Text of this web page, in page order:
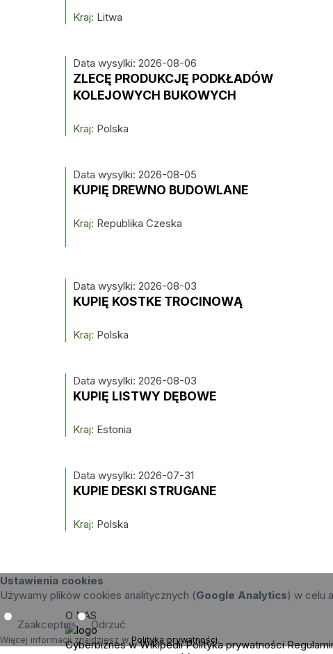
Kraj: Litwa
Data wysylki: 2026-08-06
ZLECĘ PRODUKCJĘ PODKŁADÓW
KOLEJOWYCH BUKOWYCH
Kraj: Polska
Data wysylki: 2026-08-05
KUPIĘ DREWNO BUDOWLANE
Kraj: Republika Czeska
Data wysylki: 2026-08-03
KUPIĘ KOSTKE TROCINOWĄ
Kraj: Polska
Data wysylki: 2026-08-03
KUPIĘ LISTWY DĘBOWE
Kraj: Estonia
Data wysylki: 2026-07-31
KUPIE DESKI STRUGANE
Kraj: Polska
Ustawienia cookies
Używamy plików cookies analitycznych (Google Analytics) w celu
Zaakceptuj Odrzuć
Więcej informacji znajdziesz w Polityka prywatności.
O NAS
Cyberbiznes w Wikipedii Polityka prywatności